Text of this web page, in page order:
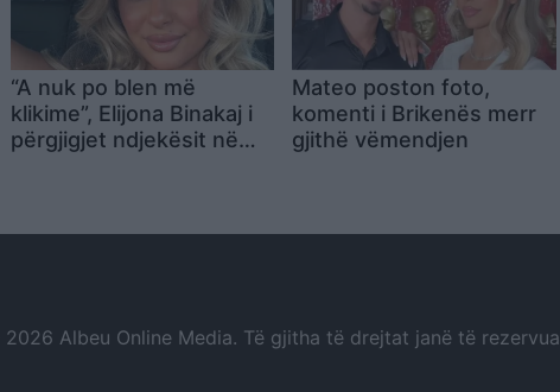
“A nuk po blen më
klikime”, Elijona Binakaj i
përgjigjet ndjekësit në
Mateo poston foto,
komenti i Brikenës merr
gjithë vëmendjen
2026 Albeu Online Media. Të gjitha të drejtat janë të